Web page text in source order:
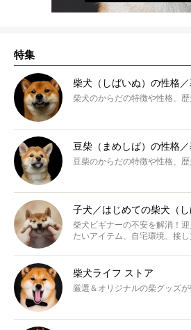
特集
柴犬（しばいぬ）の性格
柴犬のからだの特徴や性格、
豆柴（まめしば）の性格
豆柴のからだの特徴や性格、
子犬／はじめての柴犬（し
柴犬ビギナーの不安を解消！
たいアイテム、自宅環境、接
柴犬ライフ ストア
厳選＆オリジナルの柴グッズが